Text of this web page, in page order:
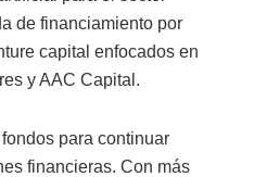
de financiamiento por
capital enfocados en
y AAC Capital.
para continuar
financieras. Con más